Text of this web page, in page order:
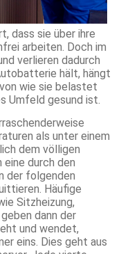
dass sie über ihre
arbeiten. Doch im
verlieren dadurch
hält, hängt
wie sie belastet
Umfeld gesund ist.
als unter einem
dem völligen
durch den
der folgenden
Häufige
Sitzheizung,
dann der
und wendet,
eins. Dies geht aus